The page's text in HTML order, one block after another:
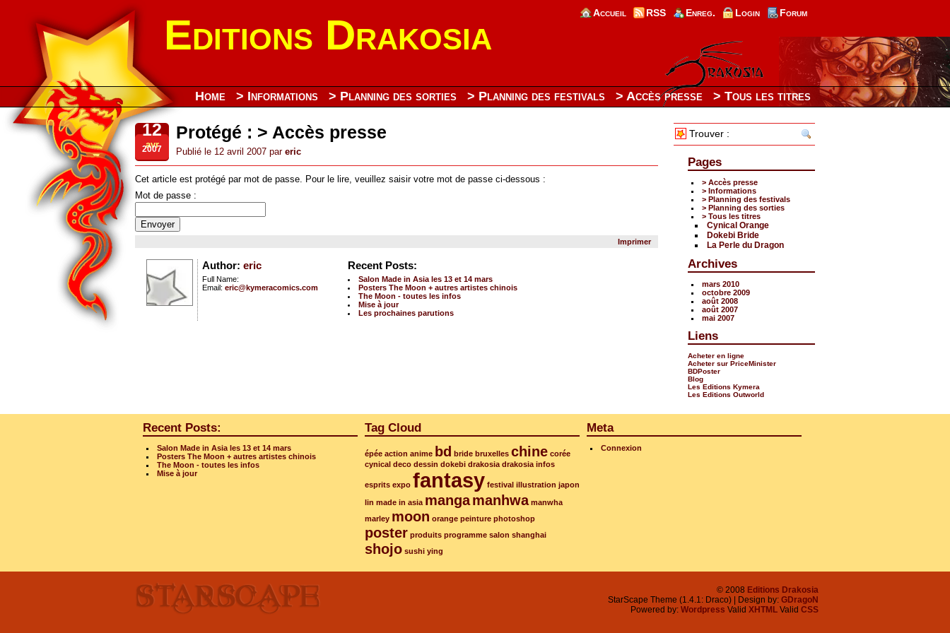
Accueil RSS Enreg. Login Forum
Editions Drakosia
Home > Informations > Planning des sorties > Planning des festivals > Accès presse > Tous les titres
12
avr
2007
Protégé : > Accès presse
Publié le 12 avril 2007 par eric
Cet article est protégé par mot de passe. Pour le lire, veuillez saisir votre mot de passe ci-dessous :
Mot de passe :
Imprimer
Author: eric
Full Name:
Email: eric@kymeracomics.com
Recent Posts:
Salon Made in Asia les 13 et 14 mars
Posters The Moon + autres artistes chinois
The Moon - toutes les infos
Mise à jour
Les prochaines parutions
Trouver :
Pages
> Accès presse
> Informations
> Planning des festivals
> Planning des sorties
> Tous les titres
Cynical Orange
Dokebi Bride
La Perle du Dragon
Archives
mars 2010
octobre 2009
août 2008
août 2007
mai 2007
Liens
Acheter en ligne
Acheter sur PriceMinister
BDPoster
Blog
Les Editions Kymera
Les Editions Outworld
Recent Posts:
Salon Made in Asia les 13 et 14 mars
Posters The Moon + autres artistes chinois
The Moon - toutes les infos
Mise à jour
Tag Cloud
épée action anime bd bride bruxelles chine corée
cynical deco dessin dokebi drakosia drakosia infos
esprits expo fantasy festival illustration japon
lin made in asia mangamanhwa manwha
marley moon orange peinture photoshop
poster produits programme salon shanghai
shojo sushi ying
Meta
Connexion
© 2008 Editions Drakosia
StarScape Theme (1.4.1: Draco) | Design by: GDragoN
Powered by: Wordpress Valid XHTML Valid CSS